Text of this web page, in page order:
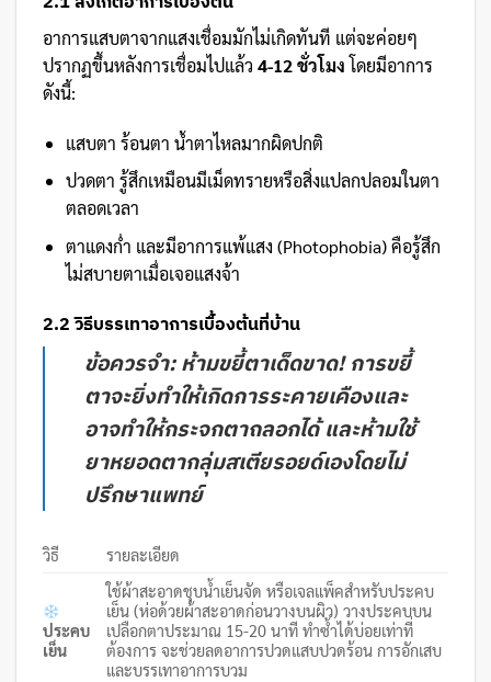
อาการแสบตาจากแสงเชื่อมมักไม่เกิดทันที แต่จะค่อยๆ
ปรากฏขึ้นหลังการเชื่อมไปแล้ว 4-12 ชั่วโมงโดยมีอาการ
ดังนี้:
แสบตา ร้อนตา น้ำตาไหลมากผิดปกติ
ปวดตา รู้สึกเหมือนมีเม็ดทรายหรือสิ่งแปลกปลอมในตา
ตลอดเวลา
ตาแดงก่ำ และมีอาการแพ้แสง (Photophobia) คือรู้สึก
ไม่สบายตาเมื่อเจอแสงจ้า
2.2 วิธีบรรเทาอาการเบื้องต้นที่บ้าน
ข้อควรจำ:ห้ามขยี้ตาเด็ดขาด! การขยี้
ตาจะยิ่งทำให้เกิดการระคายเคืองและ
อาจทำให้กระจกตาถลอกได้ และห้ามใช้
ยาหยอดตากลุ่มสเตียรอยด์เองโดยไม่
ปรึกษาแพทย์
วิธี รายละเอียด
ประคบ
เย็น
ใช้ผ้าสะอาดชุบน้ำเย็นจัด หรือเจลแพ็คสำหรับประคบ
เย็น (ห่อด้วยผ้าสะอาดก่อนวางบนผิว) วางประคบบน
เปลือกตาประมาณ 15-20 นาที ทำซ้ำได้บ่อยเท่าที่
ต้องการ จะช่วยลดอาการปวดแสบปวดร้อน การอักเสบ
และบรรเทาอาการบวม